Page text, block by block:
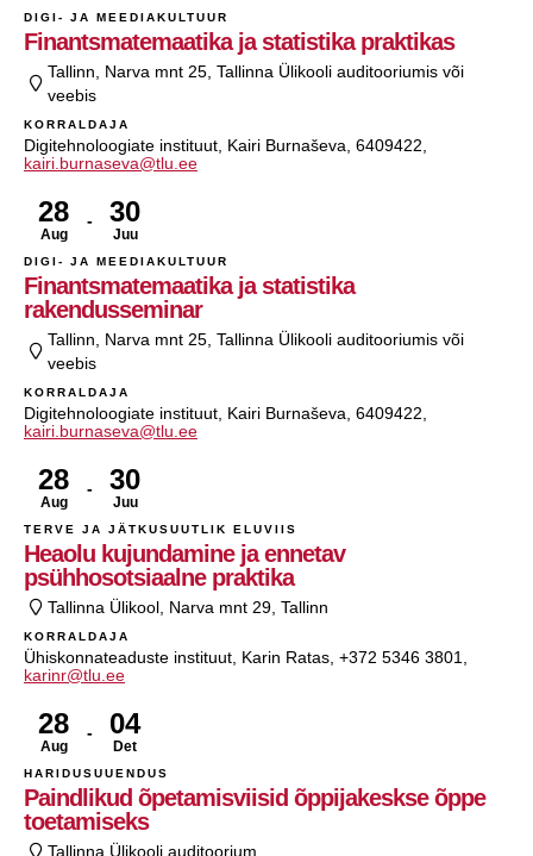
DIGI- JA MEEDIAKULTUUR
Finantsmatemaatika ja statistika praktikas
Tallinn, Narva mnt 25, Tallinna Ülikooli auditooriumis või
veebis
KORRALDAJA
Digitehnoloogiate instituut, Kairi Burnaševa, 6409422,
kairi.burnaseva@tlu.ee
28
Aug
30
Juu
DIGI- JA MEEDIAKULTUUR
Finantsmatemaatika ja statistika
rakendusseminar
Tallinn, Narva mnt 25, Tallinna Ülikooli auditooriumis või
veebis
KORRALDAJA
Digitehnoloogiate instituut, Kairi Burnaševa, 6409422,
kairi.burnaseva@tlu.ee
28
Aug
30
Juu
TERVE JA JÄTKUSUUTLIK ELUVIIS
Heaolu kujundamine ja ennetav
psühhosotsiaalne praktika
Tallinna Ülikool, Narva mnt 29, Tallinn
KORRALDAJA
Ühiskonnateaduste instituut, Karin Ratas, +372 5346 3801,
karinr@tlu.ee
28
Aug
04
Det
HARIDUSUUENDUS
Paindlikud õpetamisviisid õppijakeskse õppe
toetamiseks
Tallinna Ülikooli auditoorium